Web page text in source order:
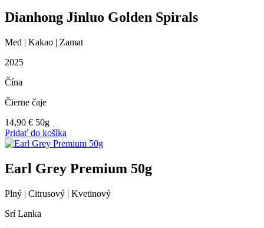
Dianhong Jinluo Golden Spirals
Med | Kakao | Zamat
2025
Čína
Čierne čaje
14,90 € 50g
Pridať do košíka
Earl Grey Premium 50g
Plný | Citrusový | Kvetinový
Srí Lanka